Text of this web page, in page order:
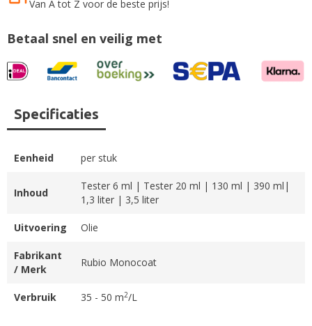
Van A tot Z voor de beste prijs!
Betaal snel en veilig met
Specificaties
Eenheid per stuk
Inhoud
Tester 6 ml | Tester 20 ml | 130 ml | 390 ml|
1,3 liter | 3,5 liter
Uitvoering Olie
Fabrikant
/ Merk
Rubio Monocoat
Verbruik 35 - 50 m2/L